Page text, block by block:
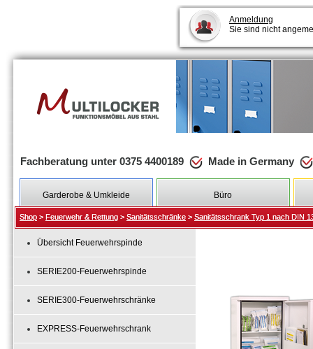
Anmeldung
Sie sind nicht
Fachberatung unter 0375 4400189 Made in Germany
Garderobe & Umkleide Büro
Shop > Feuerwehr & Rettung > Sanitätsschränke > Sanitätsschrank Typ 1 nach DIN
Shop > Feuerwehr & Rettung > Sanitätsschränke > Sanitätsschrank Typ 1 nach DIN
Übersicht Feuerwehrspinde
SERIE200-Feuerwehrspinde
SERIE300-Feuerwehrschränke
EXPRESS-Feuerwehrschrank